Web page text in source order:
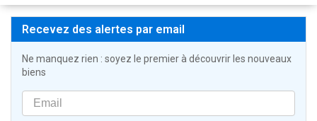
Recevez des alertes par email
Ne manquez rien : soyez le premier à découvrir les nouveaux
biens